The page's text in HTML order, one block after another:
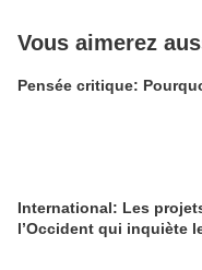
Vous aimerez
Pensée critique:
International: Les
l’Occident qui inquiète